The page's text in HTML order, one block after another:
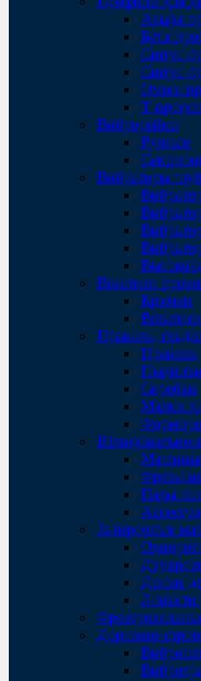
Альфа
Бета
Синус
Синус
Омега
Т
Виброрейки
Ручные
Вибраторы
Вязатели
Крючки
Правила,
Правила
Скребки
Малки
Шлифовально-
Машины
Фрезы
Пады
Затирочные
Диски
Лопасти
Дорожно-